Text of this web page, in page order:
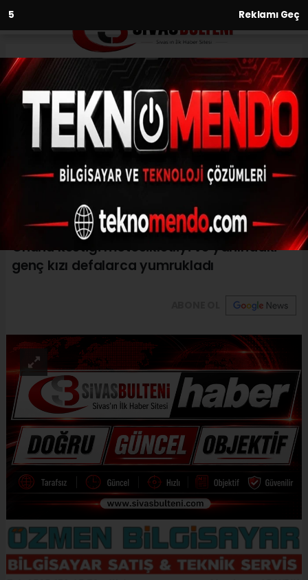
3 Reklamı Geç
Anasayfa
Önünü kestiği motosikletliyi ve
yanındaki genç kızı defalarca
yumrukladı
(İHA) - İhlas Haber Ajansı | 31.07.2024 - 23:30, Güncelleme: 31.07.2024
Önünü kestiği motosikletliyi ve yanındaki
genç kızı defalarca yumrukladı